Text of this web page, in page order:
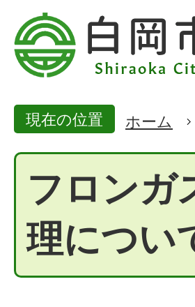
現在の位置 ホーム
フロンガ
理につい